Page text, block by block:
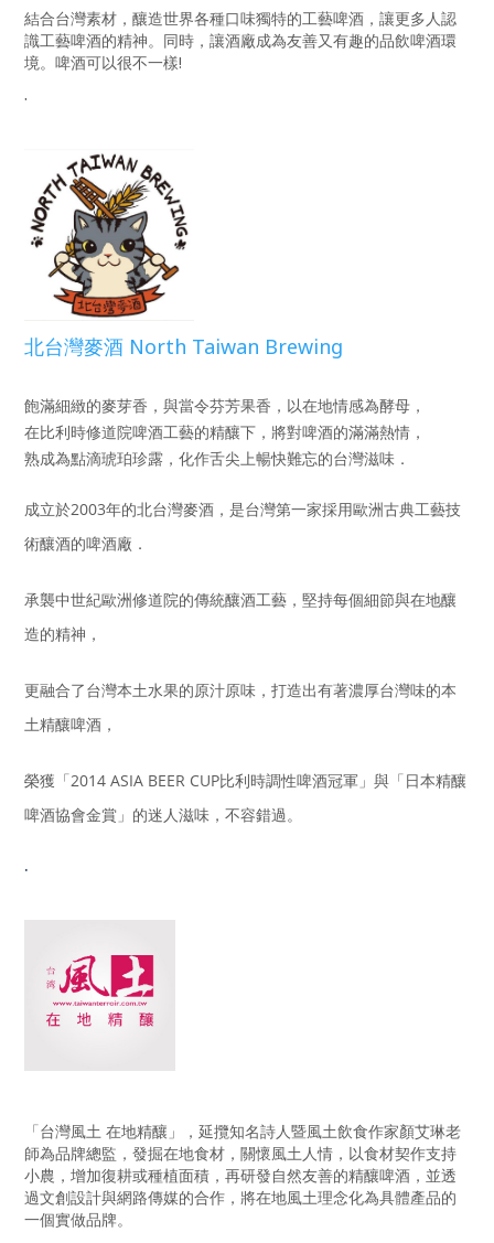
結合台灣素材，釀造世界各種口味獨特的工藝啤酒，讓更多人認
識工藝啤酒的精神。同時，讓酒廠成為友善又有趣的品飲啤酒環
境。啤酒可以很不一樣!
.
北台灣麥酒 North Taiwan Brewing
飽滿細緻的麥芽香，與當令芬芳果香，以在地情感為酵母，
在比利時修道院啤酒工藝的精釀下，將對啤酒的滿滿熱情，
熟成為點滴琥珀珍露，化作舌尖上暢快難忘的台灣滋味．
成立於2003年的北台灣麥酒，是台灣第一家採用歐洲古典工藝技
術釀酒的啤酒廠．
承襲中世紀歐洲修道院的傳統釀酒工藝，堅持每個細節與在地釀
造的精神，
更融合了台灣本土水果的原汁原味，打造出有著濃厚台灣味的本
土精釀啤酒，
榮獲「2014 ASIA BEER CUP比利時調性啤酒冠軍」與「日本精釀
啤酒協會金賞」的迷人滋味，不容錯過。
.
「台灣風土 在地精釀」，延攬知名詩人暨風土飲食作家顏艾琳老
師為品牌總監，發掘在地食材，關懷風土人情，以食材契作支持
小農，增加復耕或種植面積，再研發自然友善的精釀啤酒，並透
過文創設計與網路傳媒的合作，將在地風土理念化為具體產品的
一個實做品牌。